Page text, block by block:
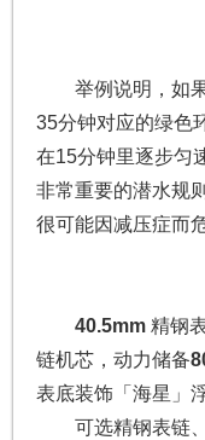
举例说明，如
35分钟对应的绿色
在15分钟里逐步匀
非常重要的潜水规
很可能因减压症而
40.5mm精钢
链机芯，动力储备
表底装饰「海星」
可选精钢表链